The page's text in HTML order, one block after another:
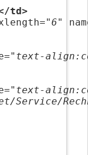
td>
"6"
"text-
"text-
Service/